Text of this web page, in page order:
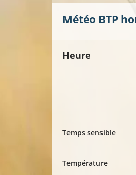
Météo BTP
Heure
Temps sensible
Température